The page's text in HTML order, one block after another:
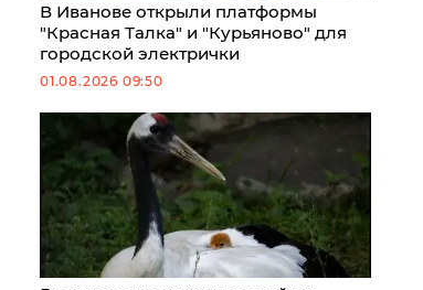
В Иванове открыли платформы
"Красная Талка" и "Курьяново" для
городской электрички
01.08.2026 09:50